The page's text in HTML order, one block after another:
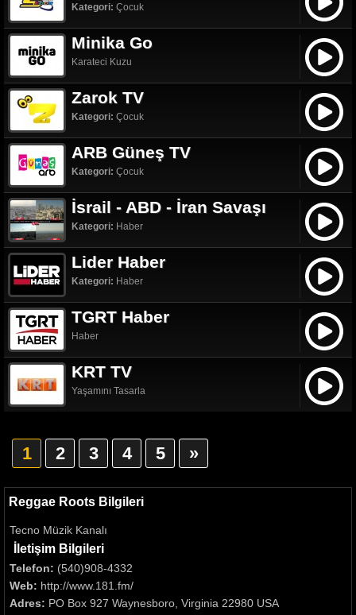
Kategori: Çocuk
Minika Go
Karateci Kuzu
Zarok TV
Kategori: Çocuk
ARB Güneş TV
Kategori: Çocuk
İsrail - ABD - İran Savaşı
Kategori: Haber
Lider Haber
Kategori: Haber
TGRT Haber
Haber
KRT TV
Yaşamını Tasarla
1 2 3 4 5 »
Reggae Roots Bilgileri
Tecno Müzik Kanalı
İletişim Bilgileri
Telefon: (540)908-4332
Web: http://www.181.fm/
Adres: PO Box 927 Waynesboro, Virginia 22980 USA